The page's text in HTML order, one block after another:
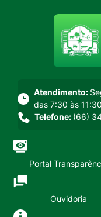
Seção
Atendimento:
das 7:30 às
Telefone: (66)
Portal
Ouvidoria